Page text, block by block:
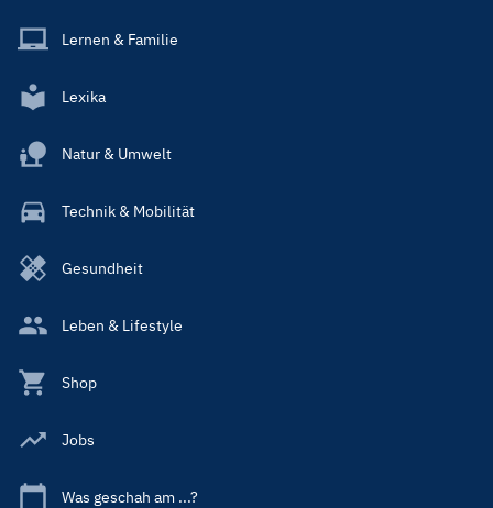
Lernen & Familie
Lexika
Natur & Umwelt
Technik & Mobilität
Gesundheit
Leben & Lifestyle
Shop
Jobs
Was geschah am ...?